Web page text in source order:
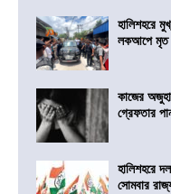
হালিশহরে
লকআপে মৃত
কাজের
গ্রেফতার
হালিশহরে
সোমবার